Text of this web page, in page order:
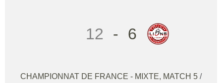
12 - 6
CHAMPIONNAT DE FRANCE - MIXTE, MATCH 5 /